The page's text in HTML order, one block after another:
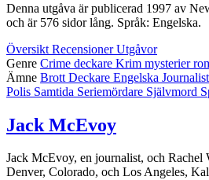
Denna utgåva är publicerad 1997 av
och är 576 sidor lång. Språk: Engelska.
Översikt RecensionerUtgåvor
Genre Crime deckare Krim mysterier
Ämne Brott Deckare Engelska
Polis Samtida Seriemördare Självmord
Jack McEvoy
Jack McEvoy, en journalist, och Rachel
Denver, Colorado, och Los Angeles,